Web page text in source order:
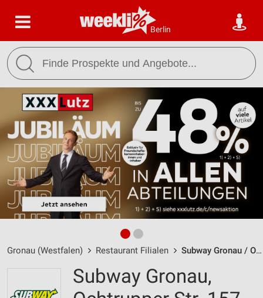
Berlin
Gronau (Westfalen) Restaurant Filialen Subway Gronau / Ochtrupper Str. 157 - Öffnungszeiten & Adresse
Subway Gronau,